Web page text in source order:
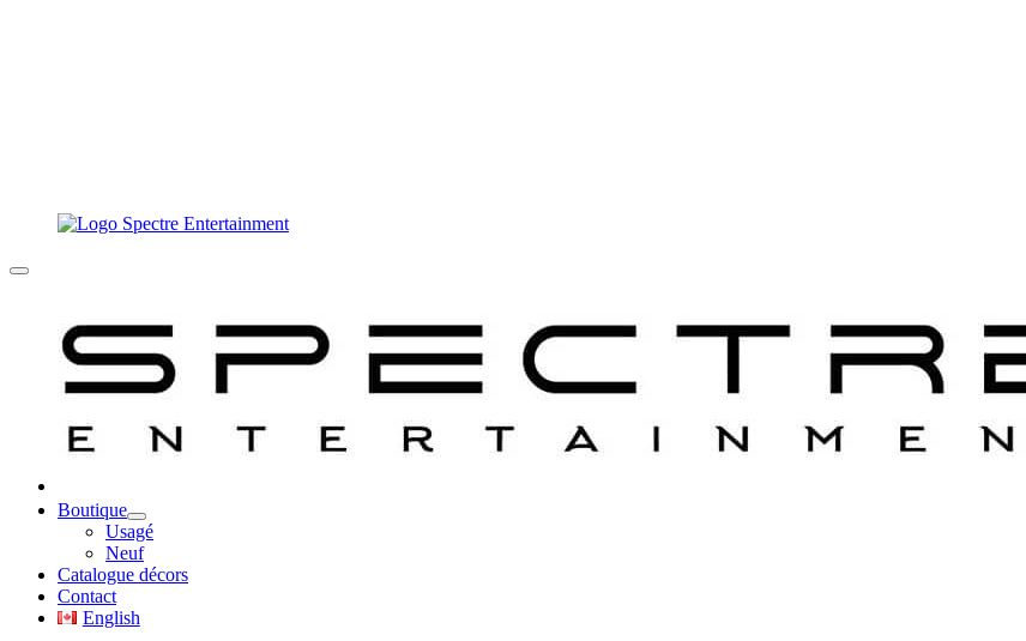
Boutique
Usagé
Neuf
Catalogue décors
Contact
English